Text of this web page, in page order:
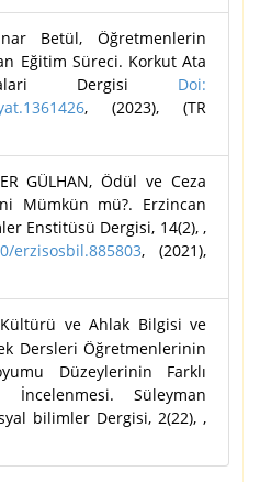
Betül, Öğretmenlerin
Eğitim Süreci. Korkut Ata
Dergisi Doi:
, (2023), (TR
GÜLHAN, Ödül ve Ceza
Mümkün mü?. Erzincan
Enstitüsü Dergisi, 14(2), ,
erzisosbil.885803, (2021),
Kültürü ve Ahlak Bilgisi ve
Dersleri Öğretmenlerinin
Düzeylerinin Farklı
İncelenmesi. Süleyman
bilimler Dergisi, 2(22), ,